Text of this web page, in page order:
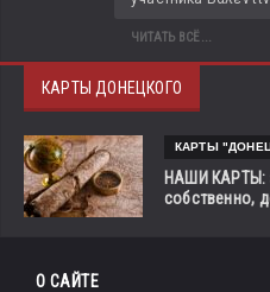
ЧИТАТЬ ВСЁ...
КАРТЫ ДОНЕЦКОГО
КАРТЫ
НАШИ КАРТЫ:
собственно,
О САЙТЕ